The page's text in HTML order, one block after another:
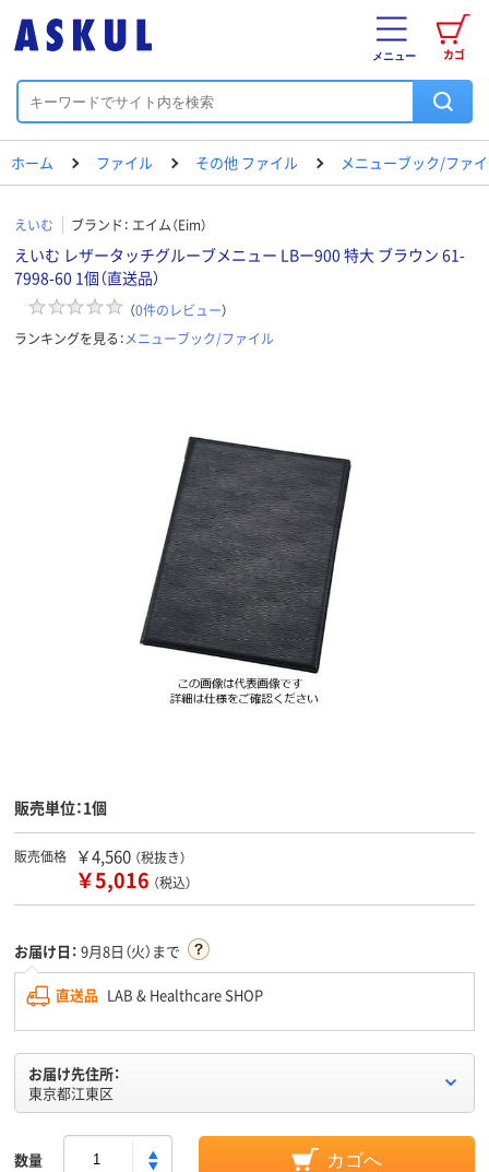
カゴ
メニュー
ホーム ファイル その他 ファイル メニューブック/ファ
えいむ ブランド： エイム（Eim）
えいむ レザータッチグルーブメニュー LBー900 特大 ブラウン 61-
7998-60 1個（直送品）
（0件のレビュー）
ランキングを見る：メニューブック/ファイル
販売単位：1個
販売価格 ￥4,560 （税抜き）
￥5,016 （税込）
お届け日： 9月8日（火）まで
直送品 LAB & Healthcare SHOP
お届け先住所：
東京都江東区
数量 カゴへ